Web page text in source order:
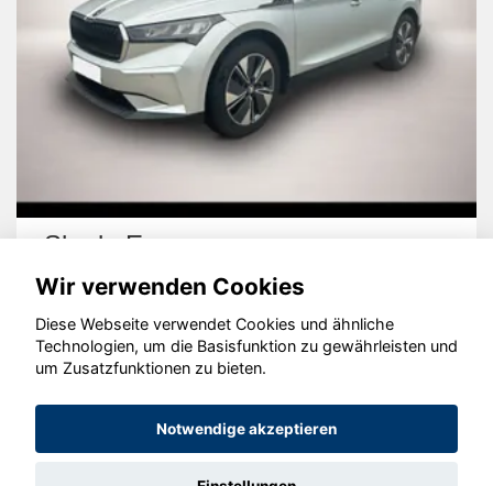
Skoda Enyaq
© konjunkturmotor.de GmbH 2020 - 2026
Wir verwenden Cookies
Diese Webseite verwendet Cookies und ähnliche
Technologien, um die Basisfunktion zu gewährleisten und
um Zusatzfunktionen zu bieten.
Notwendige akzeptieren